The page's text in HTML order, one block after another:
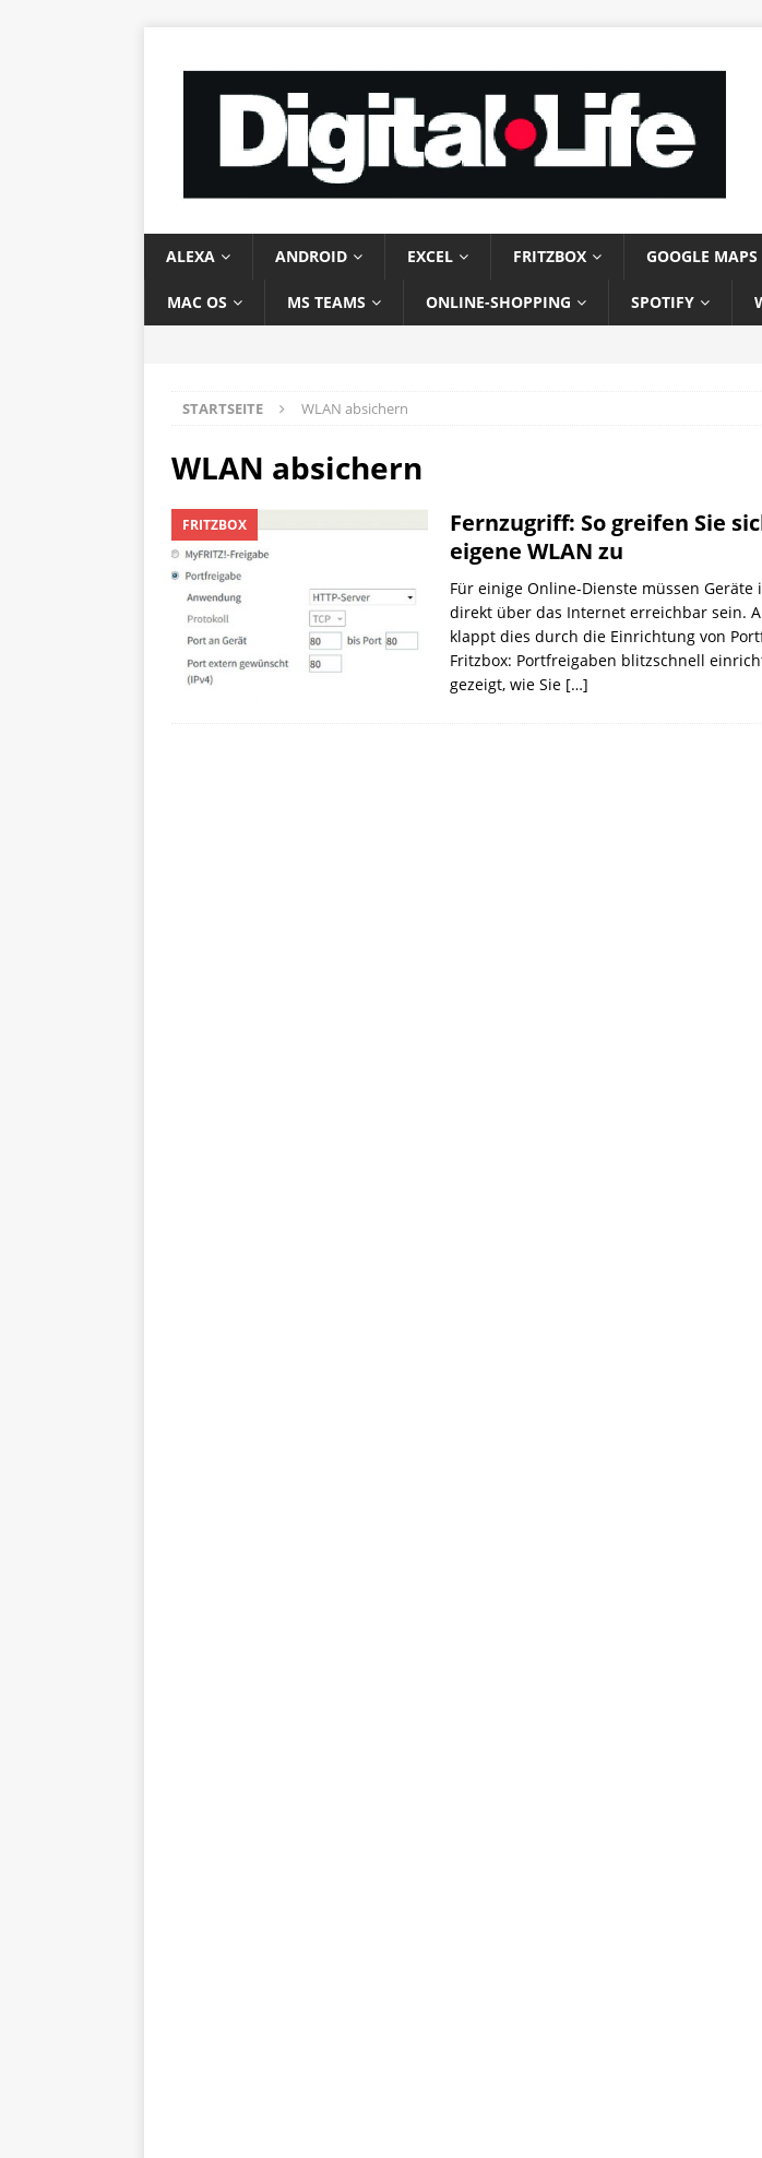
ALEXA ANDROID EXCEL FRITZBOX GOOGLE MAPS
MAC OS MS TEAMS ONLINE-SHOPPING SPOTIFY
STARTSEITE WLAN absichern
WLAN absichern
FRITZBOX
Fernzugriff: So greifen Sie
eigene WLAN zu
Für einige Online-Dienste müssen Geräte
direkt über das Internet erreichbar sein.
klappt dies durch die Einrichtung von
Fritzbox: Portfreigaben blitzschnell
gezeigt, wie Sie […]